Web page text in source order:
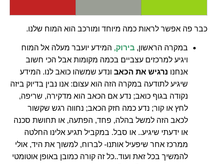
כבר פה אפשר לראות כמה מיוחד ומורכב הוא המוח שלנו.
במקרה הראשון, בירוק, המידע יועבר מעלה אל המוח
ויגיע למרכזים עצביים בכמה מקומות אבל הכי חשוב
אנחנו נרגיש את הכאב ונדע שמשהו כואב לנו. המידע
שיגיע לתודעה במקרה הזה הוא עצום: אנו נבין בדיוק ביזה
נקודה בגוף כואב; נדע אם הכאב הוא מדקירה, שריפה,
לחץ או קור; נדע כמה חזק הכאב; נחווה רגש שקשור
לכאב הזה למשל בהלה, פחד, הפתעה, או תחושת סכנה
או ידעתי שיגיע.. או סבל. במקביל תגיע אלינו החלטה
ממרכז אחר שיפעיל אותנו- לברוח, למשוך את היד, אולי
להמשיך בכל זאת ועוד..כל זה קורה כמובן באופן אוטומטי